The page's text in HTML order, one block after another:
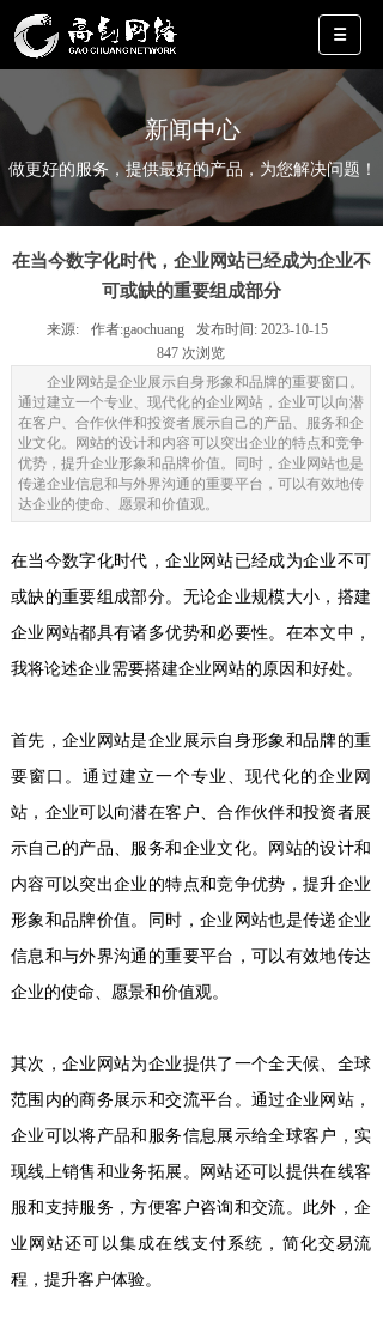
新闻中心
做更好的服务，提供最好的产品，为您解决问题！
在当今数字化时代，企业网站已经成为企业不
可或缺的重要组成部分
来源: 作者:gaochuang 发布时间: 2023-10-15
847 次浏览
企业网站是企业展示自身形象和品牌的重要窗口。
通过建立一个专业、现代化的企业网站，企业可以向潜
在客户、合作伙伴和投资者展示自己的产品、服务和企
业文化。网站的设计和内容可以突出企业的特点和竞争
优势，提升企业形象和品牌价值。同时，企业网站也是
传递企业信息和与外界沟通的重要平台，可以有效地传
达企业的使命、愿景和价值观。
在当今数字化时代，企业网站已经成为企业不可
或缺的重要组成部分。无论企业规模大小，搭建
企业网站都具有诸多优势和必要性。在本文中，
我将论述企业需要搭建企业网站的原因和好处。
首先，企业网站是企业展示自身形象和品牌的重
要窗口。通过建立一个专业、现代化的企业网
站，企业可以向潜在客户、合作伙伴和投资者展
示自己的产品、服务和企业文化。网站的设计和
内容可以突出企业的特点和竞争优势，提升企业
形象和品牌价值。同时，企业网站也是传递企业
信息和与外界沟通的重要平台，可以有效地传达
企业的使命、愿景和价值观。
其次，企业网站为企业提供了一个全天候、全球
范围内的商务展示和交流平台。通过企业网站，
企业可以将产品和服务信息展示给全球客户，实
现线上销售和业务拓展。网站还可以提供在线客
服和支持服务，方便客户咨询和交流。此外，企
业网站还可以集成在线支付系统，简化交易流
程，提升客户体验。